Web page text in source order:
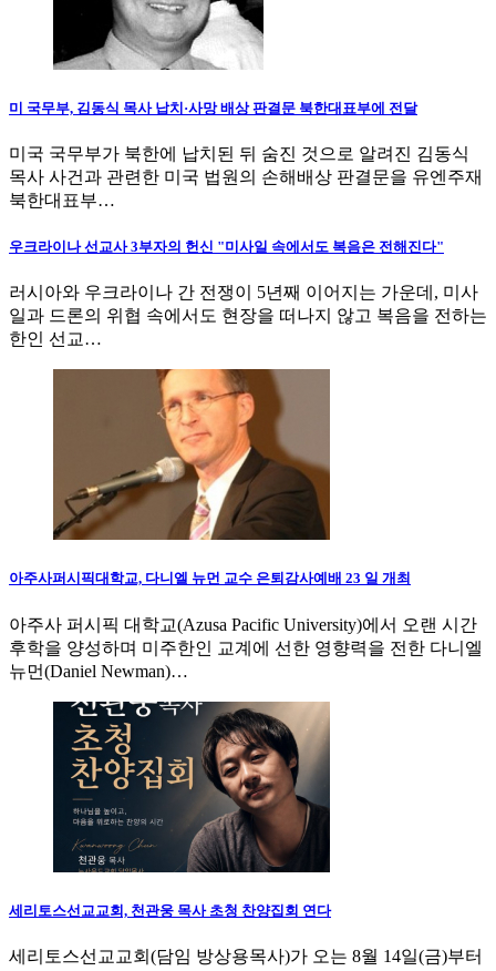
미 국무부, 김동식 목사 납치·사망 배상 판결문 북한대표부에 전달
미국 국무부가 북한에 납치된 뒤 숨진 것으로 알려진 김동식
목사 사건과 관련한 미국 법원의 손해배상 판결문을 유엔주재
북한대표부…
우크라이나 선교사 3부자의 헌신 "미사일 속에서도 복음은 전해진다"
러시아와 우크라이나 간 전쟁이 5년째 이어지는 가운데, 미사
일과 드론의 위협 속에서도 현장을 떠나지 않고 복음을 전하는
한인 선교…
아주사퍼시픽대학교, 다니엘 뉴먼 교수 은퇴감사예배 23 일 개최
아주사 퍼시픽 대학교(Azusa Pacific University)에서 오랜 시간
후학을 양성하며 미주한인 교계에 선한 영향력을 전한 다니엘
뉴먼(Daniel Newman)…
세리토스선교교회, 천관웅 목사 초청 찬양집회 연다
세리토스선교교회(담임 방상용목사)가 오는 8월 14일(금)부터